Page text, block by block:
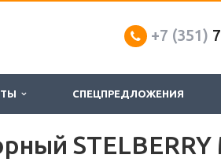
+7 (351)
СПЕЦПРЕДЛОЖЕНИЯ
STELBERRY